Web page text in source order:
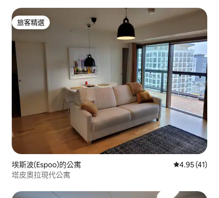
旅客精選
旅客精選
埃斯波(Espoo)的公寓 從 41 則評價
4.95 (41)
塔皮奧拉現代公寓